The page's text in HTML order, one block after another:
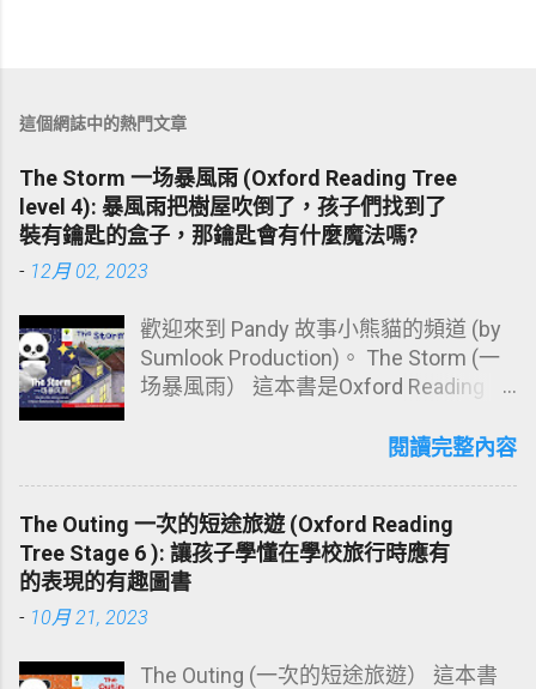
這個網誌中的熱門文章
The Storm 一场暴風雨 (Oxford Reading Tree
level 4): 暴風雨把樹屋吹倒了，孩子們找到了
裝有鑰匙的盒子，那鑰匙會有什麼魔法嗎?
- 12月 02, 2023
歡迎來到 Pandy 故事小熊貓的頻道 (by
Sumlook Production)。 The Storm (一
场暴風雨） 這本書是Oxford Reading
後院玩，他們在樹上發現了一間破爛的
場暴風雨把樹吹倒了! 樹屋也塌了!
Floppy 不停地吠叫，原來牠發現了一個
裝有鑰匙的盒子，那鑰匙是用來開啟什
麼呢? 它會有什麼魔法嗎? 一起到書中看
https://youtu.be/0JJ2mT2U8Eo 小朋友
閱讀完整內容
The Outing 一次的短途旅遊 (Oxford Reading
Tree Stage 6 ): 讓孩子學懂在學校旅行時應有
的表現的有趣圖書
- 10月 21, 2023
The Outing (一次的短途旅遊） 這本書